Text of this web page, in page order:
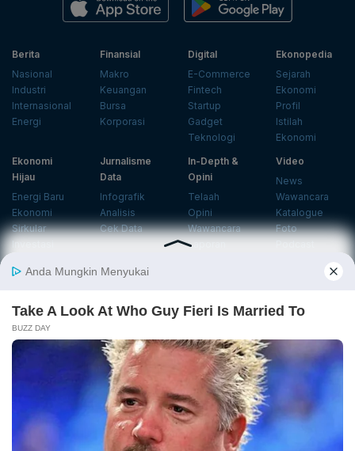
Berita
Nasional
Industri
Internasional
Energi
Finansial
Makro
Keuangan
Bursa
Korporasi
Digital
E-Commerce
Fintech
Startup
Gadget
Teknologi
Ekonopedia
Sejarah
Ekonomi
Profil
Istilah
Ekonomi
Ekonomi
Hijau
Energi Baru
Ekonomi
Sirkular
Investasi
Jurnalisme
Data
Infografik
Analisis
Cek Data
In-Depth &
Opini
Telaah
Opini
Wawancara
Laporan
Video
News
Wawancara
Katalogue
Foto
Insight
Center
Langganan Newsletter